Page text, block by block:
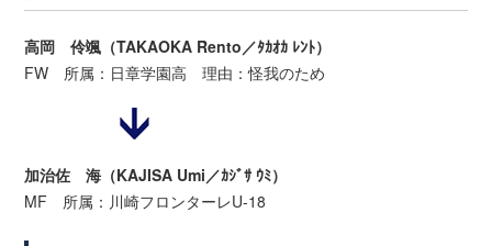
高岡 伶颯（TAKAOKA Rento／ﾀｶｵｶ ﾚﾝﾄ）
FW 所属：日章学園高 理由：怪我のため
加治佐 海（KAJISA Umi／ｶｼﾞｻ ｳﾐ）
MF 所属：川崎フロンターレU-18